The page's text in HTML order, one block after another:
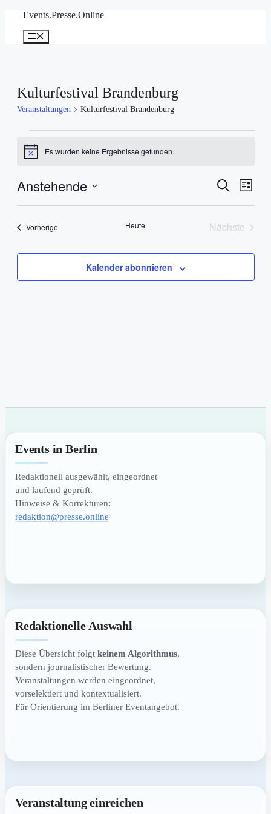
springen
Events.Presse.Online
Menü
Kulturfestival Brandenburg
Veranstaltungen Kulturfestival Brandenburg
HinweisEs wurden keine Ergebnisse gefunden.
Suche
Liste
Anstehende
VorherigeVeranstaltungen Heute
Nächste
Kalender abonnieren
Events in Berlin
Redaktionell ausgewählt, eingeordnet
und laufend geprüft.
Hinweise & Korrekturen:
redaktion@presse.online
Redaktionelle Auswahl
Diese Übersicht folgt keinem Algorithmus,
sondern journalistischer Bewertung.
Veranstaltungen werden eingeordnet,
vorselektiert und kontextualisiert.
Für Orientierung im Berliner Eventangebot.
Veranstaltung einreichen